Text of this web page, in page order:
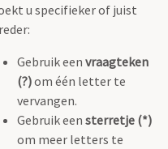
u specifieker of juist
Gebruik een vraagteken
(?)om één letter te
vervangen.
Gebruik een sterretje (*)
om meer letters te